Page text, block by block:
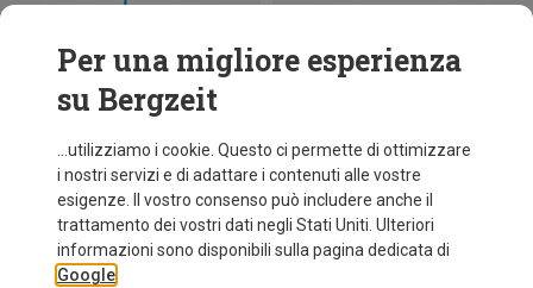
Taglie
Bastoncini Vertical
118,50 €
125CM 120CM
130CM
135CM 115CM
Per una migliore esperienza
su Bergzeit
...utilizziamo i cookie. Questo ci permette di ottimizzare
i nostri servizi e di adattare i contenuti alle vostre
esigenze. Il vostro consenso può includere anche il
trattamento dei vostri dati negli Stati Uniti. Ulteriori
informazioni sono disponibili sulla pagina dedicata di
Google